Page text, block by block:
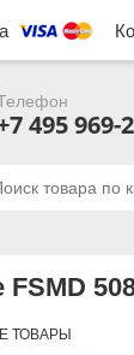
495 969-
ТОВАРЫ